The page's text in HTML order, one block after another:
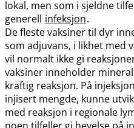
lokal, men som i sjeldne
generell infeksjon.
De fleste vaksiner til dyr
som adjuvans, i likhet med
vil normalt ikke gi
vaksiner inneholder
kraftig reaksjon. På
injisert mengde, kunne
med reaksjon i regionale